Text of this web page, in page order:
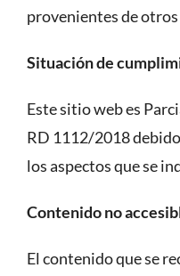
provenientes de
Situación de
Este sitio web es
RD 1112/2018
los aspectos que se
Contenido no
El contenido que se